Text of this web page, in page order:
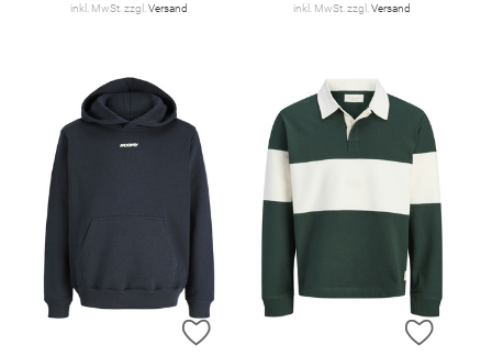
inkl. MwSt. zzgl. Versand inkl. MwSt. zzgl. Versand
ZUR WUNSCHLISTE HINZUFÜGEN
ZUR